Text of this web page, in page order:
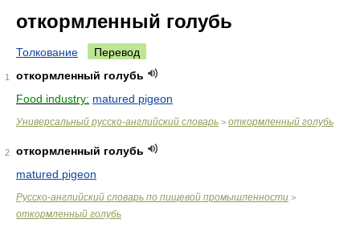
откормленный голубь
Толкование Перевод
1
откормленный голубь
Food industry: matured pigeon
Универсальный русско-английский словарь > откормленный голубь
2
откормленный голубь
matured pigeon
Русско-английский словарь по пищевой промышленности >
откормленный голубь